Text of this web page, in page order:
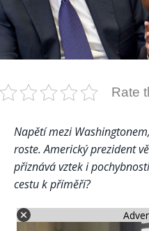
Rate
Napětí mezi
roste. Americký prezident
přiznává vztek i
cestu k příměří?